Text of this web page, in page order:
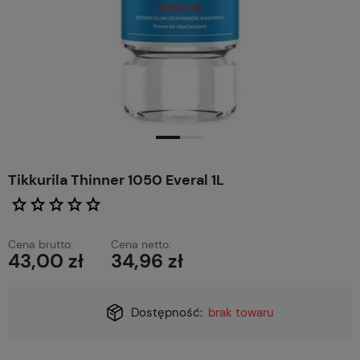
Tikkurila Thinner 1050 Everal 1L
Cena brutto:
43,00 zł
Cena netto:
34,96 zł
Dostępność: brak towaru